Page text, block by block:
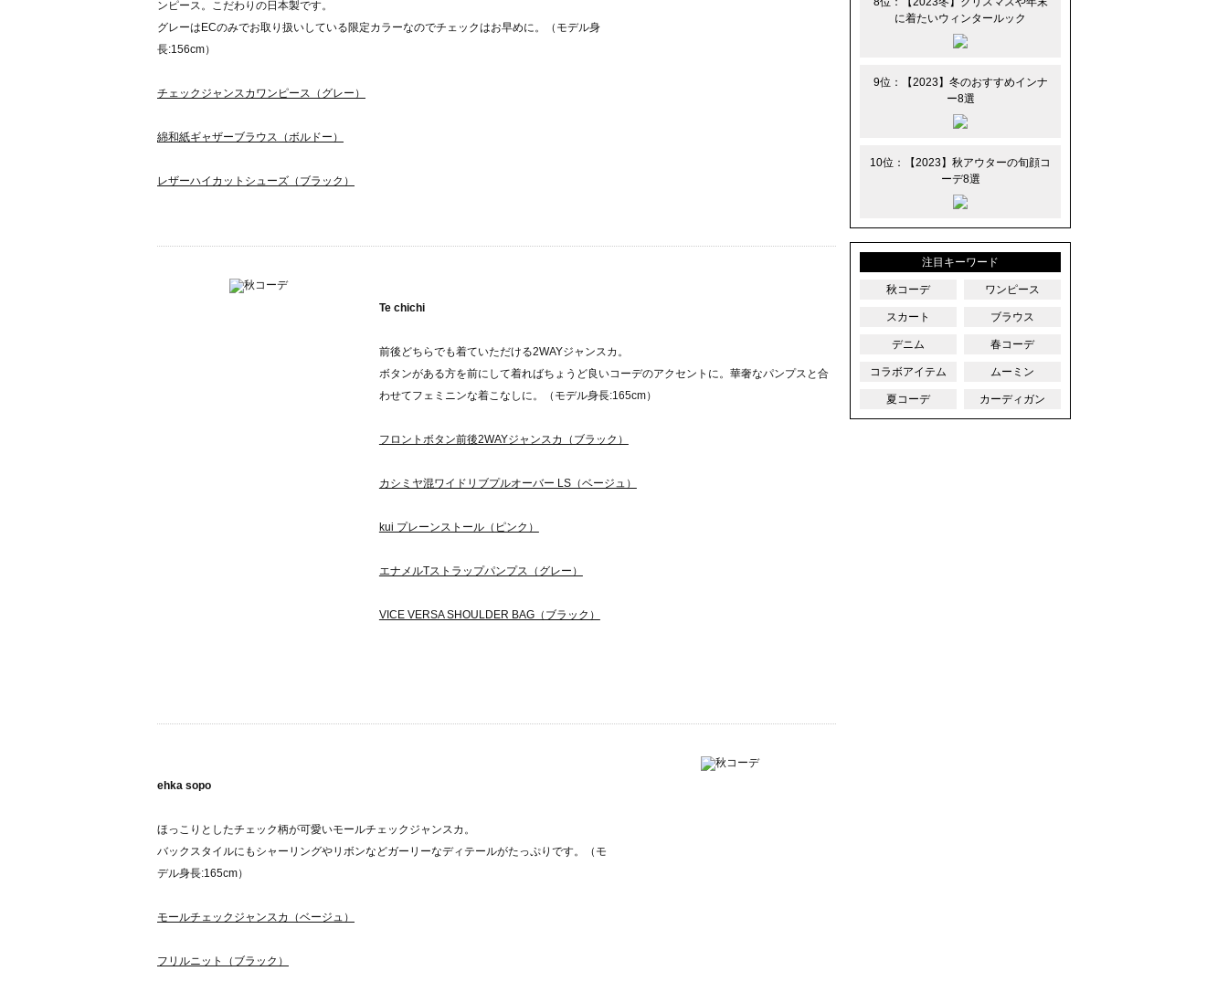
ンピース。こだわりの日本製です。
グレーはECのみでお取り扱いしている限定カラーなのでチェックはお早めに。（モデル身
長:156cm）
チェックジャンスカワンピース（グレー）
綿和紙ギャザーブラウス（ボルドー）
レザーハイカットシューズ（ブラック）
Te chichi
前後どちらでも着ていただける2WAYジャンスカ。
ボタンがある方を前にして着ればちょうど良いコーデのアクセントに。華奢なパンプスと合
わせてフェミニンな着こなしに。（モデル身長:165cm）
フロントボタン前後2WAYジャンスカ（ブラック）
カシミヤ混ワイドリブプルオーバー LS（ベージュ）
kui プレーンストール（ピンク）
エナメルTストラップパンプス（グレー）
VICE VERSA SHOULDER BAG（ブラック）
ehka sopo
ほっこりとしたチェック柄が可愛いモールチェックジャンスカ。
バックスタイルにもシャーリングやリボンなどガーリーなディテールがたっぷりです。（モ
デル身長:165cm）
モールチェックジャンスカ（ベージュ）
フリルニット（ブラック）
に着たいウィンタールック
9位：【2023】冬のおすすめインナ
ー8選
10位：【2023】秋アウターの旬顔コ
ーデ8選
注目キーワード
秋コーデ ワンピース
スカート ブラウス
デニム 春コーデ
コラボアイテム ムーミン
夏コーデ カーディガン